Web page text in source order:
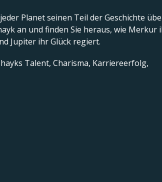
Planet seinen Teil der Geschichte
an und finden Sie heraus, wie
Jupiter ihr Glück regiert.
Talent, Charisma, Karriereerfolg,